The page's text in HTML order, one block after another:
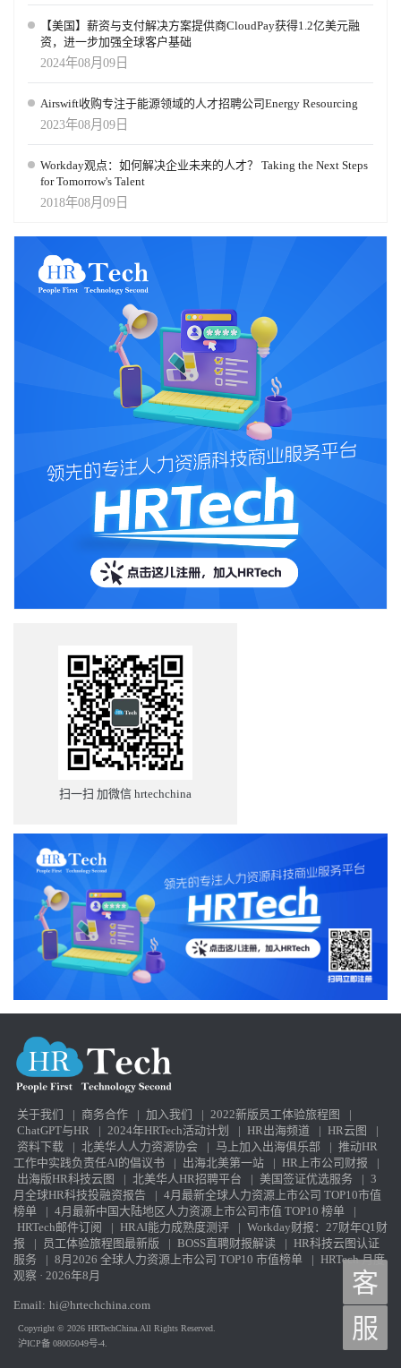
【美国】薪资与支付解决方案提供商CloudPay获得1.2亿美元融
资，进一步加强全球客户基础
2024年08月09日
Airswift收购专注于能源领域的人才招聘公司Energy Resourcing
2023年08月09日
Workday观点：如何解决企业未来的人才？ Taking the Next Steps
for Tomorrow's Talent
2018年08月09日
扫一扫 加微信 hrtechchina
关于我们 | 商务合作 | 加入我们 | 2022新版员工体验旅程图
|
ChatGPT与HR
| 2024年HRTech活动计划 | HR出海频道 | HR云图
|
资料下载
| 北美华人人力资源协会 | 马上加入出海俱乐部 | 推动HR
工作中实践负责任AI的倡议书
| 出海北美第一站 | HR上市公司财报
|
出海版HR科技云图
| 北美华人HR招聘平台 | 美国签证优选服务 | 3
月全球HR科技投融资报告
| 4月最新全球人力资源上市公司 TOP10市值
榜单
| 4月最新中国大陆地区人力资源上市公司市值 TOP10 榜单
|
HRTech邮件订阅
| HRAI能力成熟度测评 | Workday财报：27财年Q1财
报
| 员工体验旅程图最新版 | BOSS直聘财报解读 | HR科技云图认证
服务
| 8月2026 全球人力资源上市公司 TOP10 市值榜单 | HRTech 月度
观察 · 2026年8月
Email: hi@hrtechchina.com
Copyright © 2026 HRTechChina.All Rights Reserved.
沪ICP备 08005049号-4.
客
服